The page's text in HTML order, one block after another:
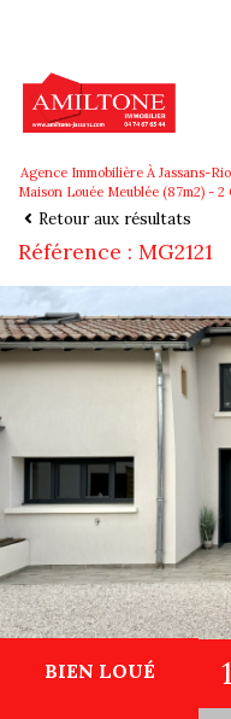
Agence Immobilière À Jassans-
Maison Louée Meublée (87m2) -
Retour aux résultats
Référence : MG2121
BIEN LOUÉ